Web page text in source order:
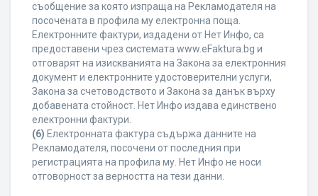
съобщение за която изпраща на Рекламодателя на
посочената в профила му електронна поща.
Електронните фактури, издадени от Нет Инфо, са
предоставени чрез системата www.eFaktura.bg и
отговарят на изискванията на Закона за електронния
документ и електронните удостоверителни услуги,
Закона за счетоводството и Закона за данък върху
добавената стойност. Нет Инфо издава единствено
електронни фактури.
(6) Електронната фактура съдържа данните на
Рекламодателя, посочени от последния при
регистрацията на профила му. Нет Инфо не носи
отговорност за верността на тези данни.